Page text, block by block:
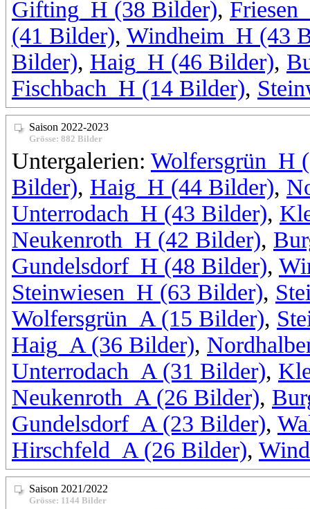
Gifting_H (38 Bilder),
(41 Bilder), Windheim_H (43
Bilder), Haig_H (46 Bilder),
Fischbach_H (14 Bilder),
Saison 2022-2023
Grösse: 882 Bilder
Untergalerien: Wolfersgrün_H
Bilder), Haig_H (44 Bilder),
Unterrodach_H (43 Bilder),
Neukenroth_H (42 Bilder),
Gundelsdorf_H (48 Bilder),
Steinwiesen_H (63 Bilder),
Wolfersgrün_A (15 Bilder),
Haig_A (36 Bilder),
Unterrodach_A (31 Bilder),
Neukenroth_A (26 Bilder),
Gundelsdorf_A (23 Bilder),
Hirschfeld_A (26 Bilder),
Saison 2021/2022
Grösse: 1144 Bilder